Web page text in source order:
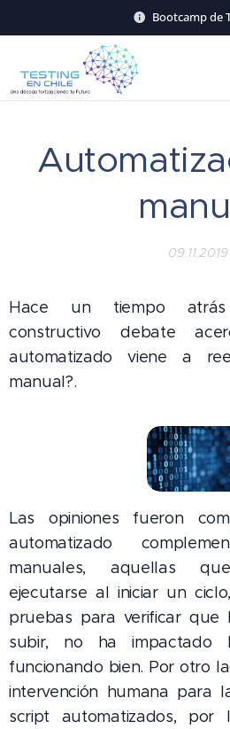
Bootcamp de
09.11.2019
Hace un tiempo atrás
constructivo debate
automatizado viene a
manual?.
Las opiniones fueron
automatizado
manuales, aquellas
ejecutarse al iniciar un
pruebas para verificar
subir, no ha
funcionando bien. Por otro
intervención humana para
script automatizados,